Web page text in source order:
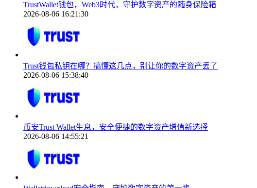
TrustWallet钱包，Web3时代，守护数字资产的随身保险箱
2026-08-06 16:21:30
Trust钱包私钥在哪？搞懂这几点，别让你的数字资产丢了
2026-08-06 15:38:40
币安Trust Wallet生息，安全便捷的数字资产增值新选择
2026-08-06 14:55:21